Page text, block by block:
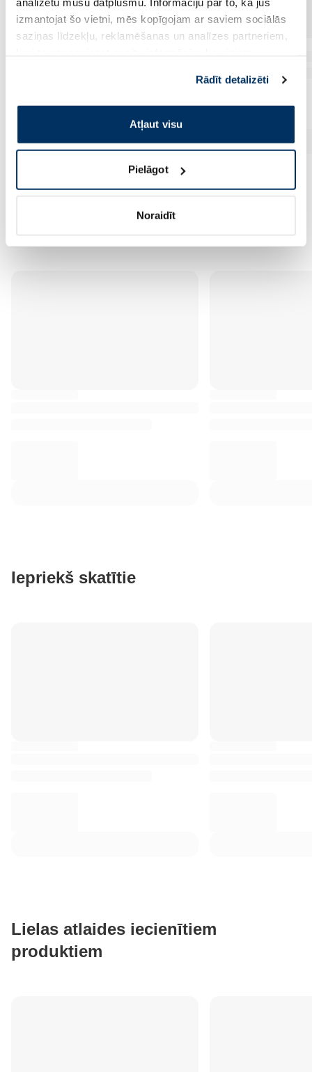
izmantojat šo vietni, mēs kopīgojam ar saviem sociālās
saziņas līdzekļu, reklamēšanas un analīzes partneriem,
pakalpojumus. Ja piekrītat šo papildu sīkdatņu
izmantošanai, lūdzu, atzīmējiet savu izvēli:
Rādīt detalizēti
Atļaut visu
Pielāgot
Noraidīt
Iepriekš skatītie
Lielas atlaides iecienītiem
produktiem